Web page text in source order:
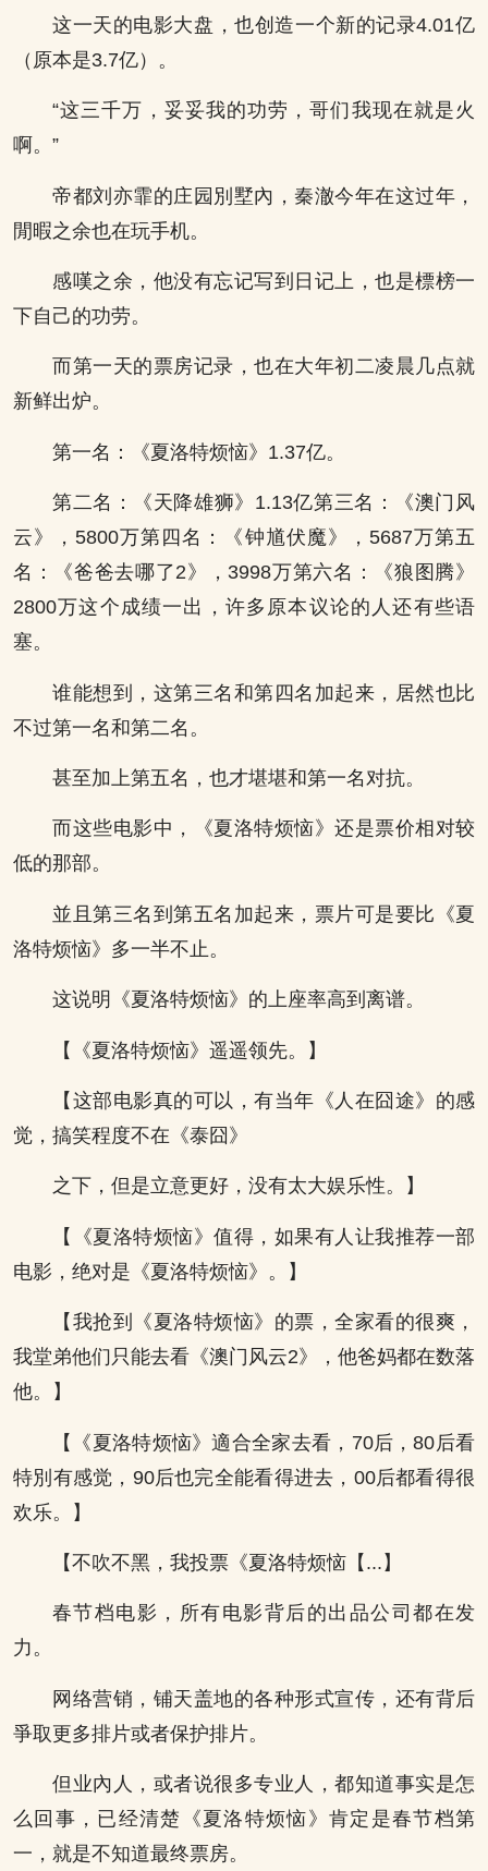
这一天的电影大盘，也创造一个新的记录4.01亿
（原本是3.7亿）。
“这三千万，妥妥我的功劳，哥们我现在就是火
啊。”
帝都刘亦霏的庄园別墅內，秦澈今年在这过年，
閒暇之余也在玩手机。
感嘆之余，他没有忘记写到日记上，也是標榜一
下自己的功劳。
而第一天的票房记录，也在大年初二凌晨几点就
新鲜出炉。
第一名：《夏洛特烦恼》1.37亿。
第二名：《天降雄狮》1.13亿第三名：《澳门风
云》，5800万第四名：《钟馗伏魔》，5687万第五
名：《爸爸去哪了2》，3998万第六名：《狼图腾》
2800万这个成绩一出，许多原本议论的人还有些语
塞。
谁能想到，这第三名和第四名加起来，居然也比
不过第一名和第二名。
甚至加上第五名，也才堪堪和第一名对抗。
而这些电影中，《夏洛特烦恼》还是票价相对较
低的那部。
並且第三名到第五名加起来，票片可是要比《夏
洛特烦恼》多一半不止。
这说明《夏洛特烦恼》的上座率高到离谱。
【《夏洛特烦恼》遥遥领先。】
【这部电影真的可以，有当年《人在囧途》的感
觉，搞笑程度不在《泰囧》
之下，但是立意更好，没有太大娱乐性。】
【《夏洛特烦恼》值得，如果有人让我推荐一部
电影，绝对是《夏洛特烦恼》。】
【我抢到《夏洛特烦恼》的票，全家看的很爽，
我堂弟他们只能去看《澳门风云2》，他爸妈都在数落
他。】
【《夏洛特烦恼》適合全家去看，70后，80后看
特別有感觉，90后也完全能看得进去，00后都看得很
欢乐。】
【不吹不黑，我投票《夏洛特烦恼【...】
春节档电影，所有电影背后的出品公司都在发
力。
网络营销，铺天盖地的各种形式宣传，还有背后
爭取更多排片或者保护排片。
但业內人，或者说很多专业人，都知道事实是怎
么回事，已经清楚《夏洛特烦恼》肯定是春节档第
一，就是不知道最终票房。